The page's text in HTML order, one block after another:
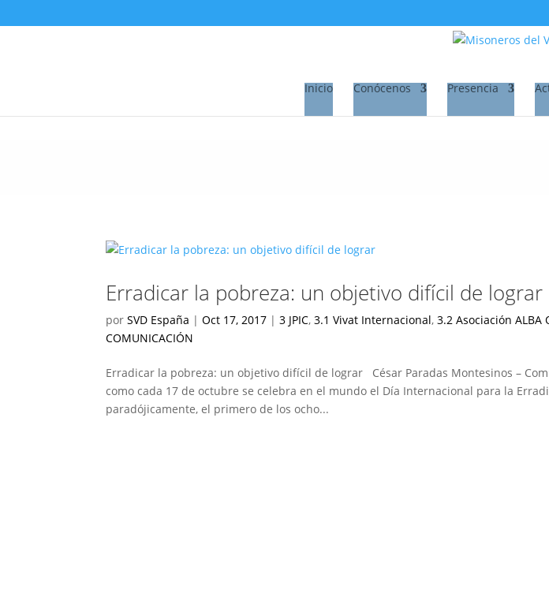
Inicio Conócenos Presencia
Erradicar la pobreza: un objetivo difícil de lograr
porSVD España |Oct 17, 2017 |3 JPIC,3.1 Vivat Internacional,3.2 Asociación ALBA
COMUNICACIÓN
Erradicar la pobreza: un objetivo difícil de lograr César Paradas Montesinos –
como cada 17 de octubre se celebra en el mundo el Día Internacional para la
paradójicamente, el primero de los ocho...